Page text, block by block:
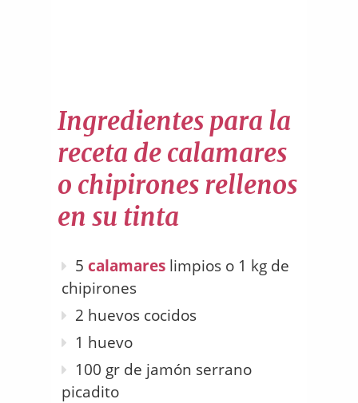
Ingredientes para la
receta de calamares
o chipirones rellenos
en su tinta
5 calamares limpios o 1 kg de
chipirones
2 huevos cocidos
1 huevo
100 gr de jamón serrano
picadito